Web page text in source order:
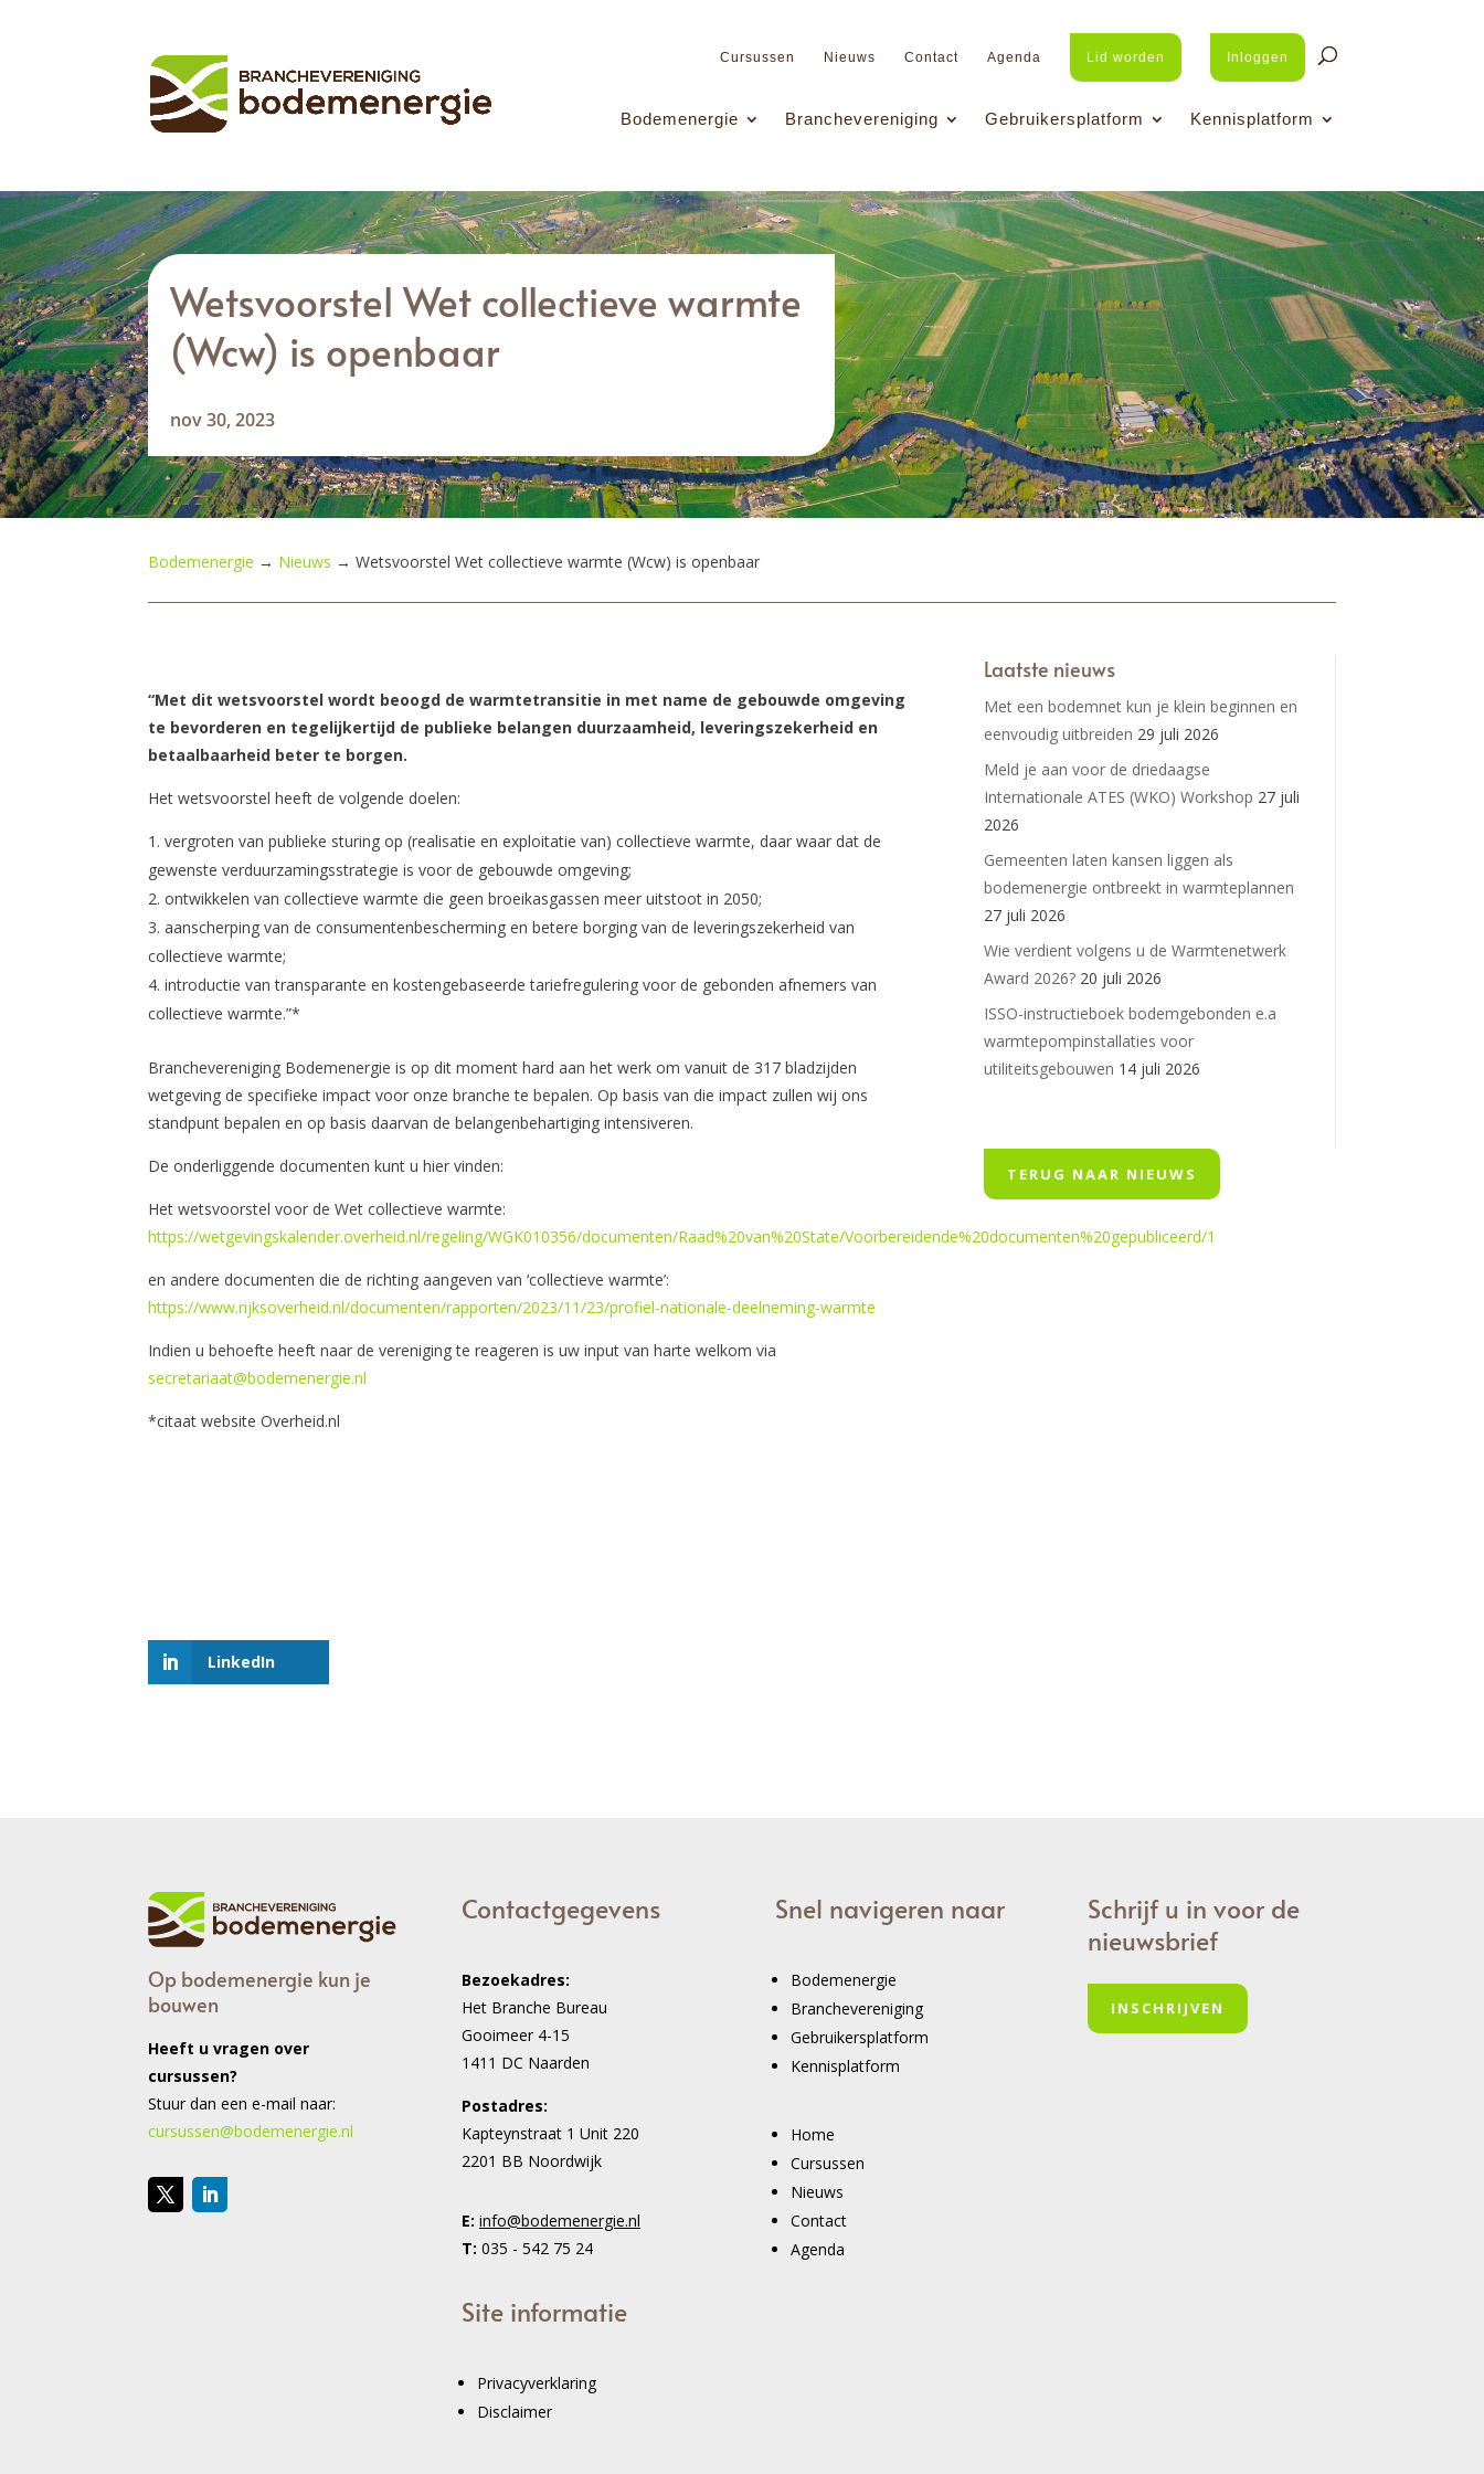
Cursussen Nieuws Contact Agenda Lid worden Inloggen
Bodemenergie Branchevereniging Gebruikersplatform Kennisplatform
Wetsvoorstel Wet collectieve warmte
(Wcw) is openbaar
nov 30, 2023
Bodemenergie → Nieuws →Wetsvoorstel Wet collectieve warmte (Wcw) is openbaar
“Met dit wetsvoorstel wordt beoogd de warmtetransitie in met name de gebouwde omgeving
te bevorderen en tegelijkertijd de publieke belangen duurzaamheid, leveringszekerheid en
betaalbaarheid beter te borgen.
Het wetsvoorstel heeft de volgende doelen:
vergroten van publieke sturing op (realisatie en exploitatie van) collectieve warmte, daar waar dat de
gewenste verduurzamingsstrategie is voor de gebouwde omgeving;
ontwikkelen van collectieve warmte die geen broeikasgassen meer uitstoot in 2050;
aanscherping van de consumentenbescherming en betere borging van de leveringszekerheid van
collectieve warmte;
introductie van transparante en kostengebaseerde tariefregulering voor de gebonden afnemers van
collectieve warmte.”*
Branchevereniging Bodemenergie is op dit moment hard aan het werk om vanuit de 317 bladzijden
wetgeving de specifieke impact voor onze branche te bepalen. Op basis van die impact zullen wij ons
standpunt bepalen en op basis daarvan de belangenbehartiging intensiveren.
De onderliggende documenten kunt u hier vinden:
Het wetsvoorstel voor de Wet collectieve warmte:
https://wetgevingskalender.overheid.nl/regeling/WGK010356/documenten/Raad%20van%20State/Voorbereidende%20documenten%20gepubliceerd/1
en andere documenten die de richting aangeven van ‘collectieve warmte’:
https://www.rijksoverheid.nl/documenten/rapporten/2023/11/23/profiel-nationale-deelneming-warmte
Indien u behoefte heeft naar de vereniging te reageren is uw input van harte welkom via
secretariaat@bodemenergie.nl
*citaat website Overheid.nl
LinkedIn
Laatste nieuws
Met een bodemnet kun je klein beginnen en
eenvoudig uitbreiden 29 juli 2026
Meld je aan voor de driedaagse
Internationale ATES (WKO) Workshop 27 juli
2026
Gemeenten laten kansen liggen als
bodemenergie ontbreekt in warmteplannen
27 juli 2026
Wie verdient volgens u de Warmtenetwerk
Award 2026? 20 juli 2026
ISSO-instructieboek bodemgebonden e.a
warmtepompinstallaties voor
utiliteitsgebouwen 14 juli 2026
TERUG NAAR NIEUWS
Op bodemenergie kun je
bouwen
Heeft u vragen over
cursussen?
Stuur dan een e-mail naar:
cursussen@bodemenergie.nl
Contactgegevens
Bezoekadres:
Het Branche Bureau
Gooimeer 4-15
1411 DC Naarden
Postadres:
Kapteynstraat 1 Unit 220
2201 BB Noordwijk
E: info@bodemenergie.nl
T: 035 - 542 75 24
Site informatie
Privacyverklaring
Disclaimer
Snel navigeren naar
Bodemenergie
Branchevereniging
Gebruikersplatform
Kennisplatform
Home
Cursussen
Nieuws
Contact
Agenda
Schrijf u in voor de
nieuwsbrief
INSCHRIJVEN